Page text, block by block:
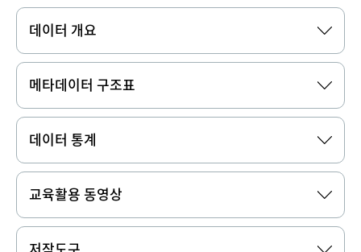
데이터 개요
메타데이터 구조표
데이터 통계
교육활용 동영상